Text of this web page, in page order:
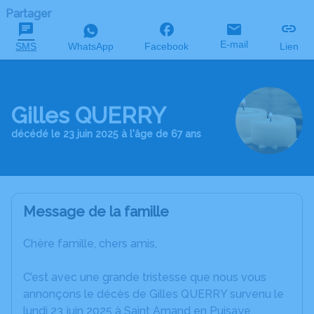
Partager
SMS WhatsApp Facebook E-mail Lien
Gilles QUERRY
décédé le 23 juin 2025 à l'âge de 67 ans
Message de la famille
Chère famille, chers amis,
C’est avec une grande tristesse que nous vous
annonçons le décès de Gilles QUERRY survenu le
lundi 23 juin 2025 à Saint Amand en Puisaye.